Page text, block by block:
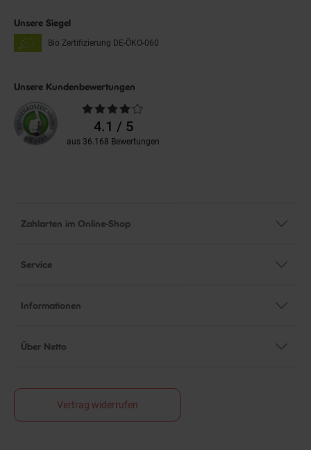
Unsere Siegel
Bio Zertifizierung DE-ÖKO-060
Unsere Kundenbewertungen
Durchschnittliche
Bewertungen4.1 / 5
aus 36.168 Bewertungen
Zahlarten im Online-Shop
Service
Informationen
Über Netto
Vertrag widerrufen